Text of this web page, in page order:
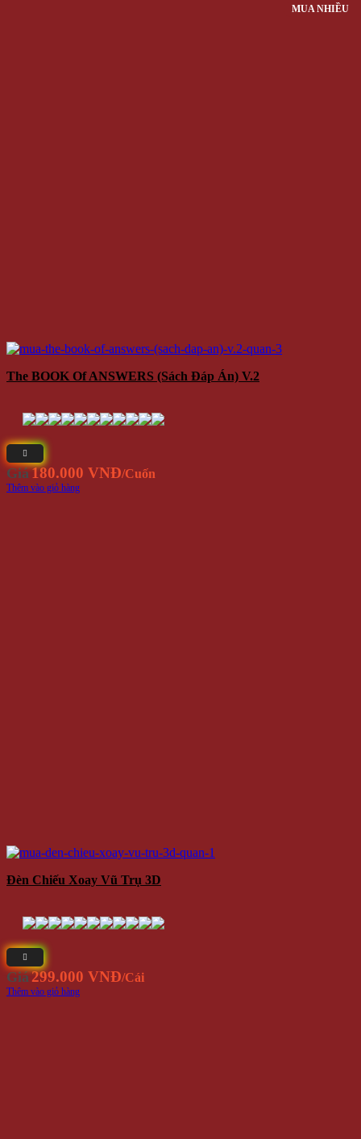
The BOOK Of ANSWERS (Sách Đáp Án) V.2
Giá180.000 VNĐ/Cuốn
Thêm vào giỏ hàng
Đèn Chiếu Xoay Vũ Trụ 3D
Giá299.000 VNĐ/Cái
Thêm vào giỏ hàng
MUA NHIỀU
MUA NHIỀU